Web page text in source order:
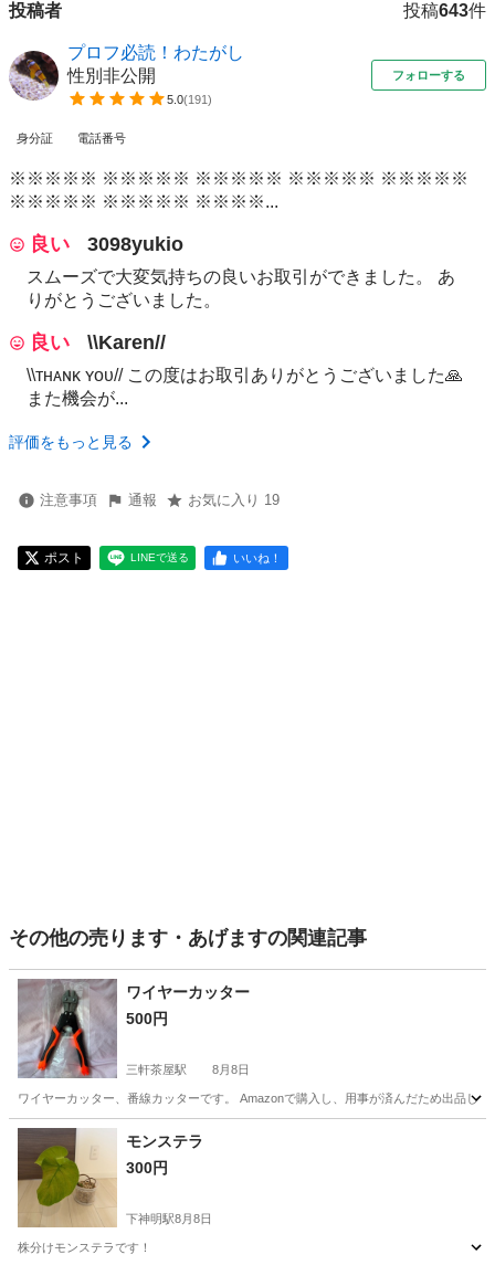
投稿者 投稿643件
プロフ必読！わたがし
性別非公開
5.0(191)
フォローする
身分証 電話番号
※※※※※ ※※※※※ ※※※※※ ※※※※※ ※※※※※
※※※※※ ※※※※※ ※※※※...
良い 3098yukio
スムーズで大変気持ちの良いお取引ができました。 あ
りがとうございました。
良い \\Karen//
\\ᴛʜᴀɴᴋ ʏᴏᴜ// この度はお取引ありがとうございました🙏
また機会が...
評価をもっと見る
注意事項 通報 お気に入り 19
ポスト LINEで送る いいね！
その他の売ります・あげますの関連記事
ワイヤーカッター
500円
三軒茶屋駅 8月8日
ワイヤーカッター、番線カッターです。 Amazonで購入し、用事が済んだため出品し
東京 世田谷区 三軒茶屋駅
モンステラ
300円
下神明駅8月8日
株分けモンステラです！